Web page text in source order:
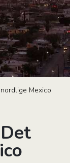
Mexico